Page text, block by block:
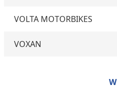
VOLTA MOTORBIKES
VOXAN
W